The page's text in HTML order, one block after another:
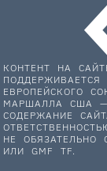
КОНТЕНТ НА
ЕВРОПЕЙСКОГО
МАРШАЛЛА США —
СОДЕРЖАНИЕ
НЕ ОБЯЗАТЕЛЬНО
ИЛИ GMF TF.